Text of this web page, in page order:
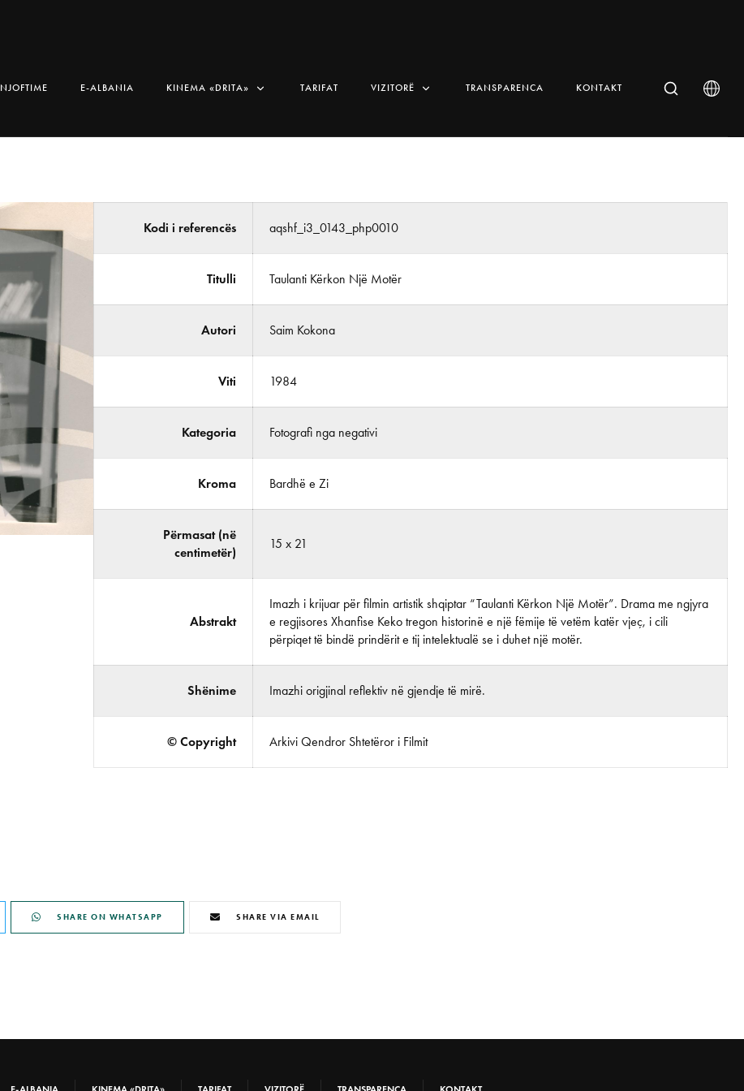
NJOFTIME E-ALBANIA KINEMA «DRITA» TARIFAT VIZITORË TRANSPARENCA KONTAKT
Kodi i referencës aqshf_i3_0143_php0010
Titulli Taulanti Kërkon Një Motër
Autori Saim Kokona
Viti 1984
Kategoria Fotografi nga negativi
Kroma Bardhë e Zi
Përmasat (në
centimetër)
15 x 21
Abstrakt
Imazh i krijuar për filmin artistik shqiptar “Taulanti Kërkon Një Motër”. Drama me ngjyra
e regjisores Xhanfise Keko tregon historinë e një fëmije të vetëm katër vjeç, i cili
përpiqet të bindë prindërit e tij intelektualë se i duhet një motër.
Shënime Imazhi origjinal reflektiv në gjendje të mirë.
© Copyright Arkivi Qendror Shtetëror i Filmit
SHARE ON WHATSAPP SHARE VIA EMAIL
E-ALBANIA KINEMA «DRITA» TARIFAT VIZITORË TRANSPARENCA KONTAKT